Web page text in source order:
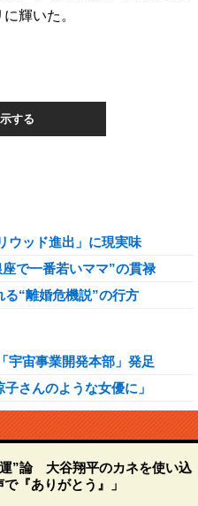
輝いた。
する
ウッド進出」に現実味
で一番若いママ”の貫禄
“離婚危機説”の行方
宇宙事業開発本部」発足
さんのような女優に」
”論 大谷翔平のカネを使い込
『ありがとう』」